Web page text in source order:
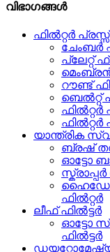
വിഭാഗങ്ങൾ
ഫിൽറ്റർ പ്രസ്സ്
ചേംബർ
പ്ലേറ്റ്
റൗണ്ട്
ബെൽറ്റ്
ഫിൽറ്റർ
യാന്ത്രിക
ബ്രഷ്
ഓട്ടോ
ഫിൽറ്റർ
ലീഫ് ഫിൽട്ടർ
ഓട്ടോ
ഫിൽട്ടർ